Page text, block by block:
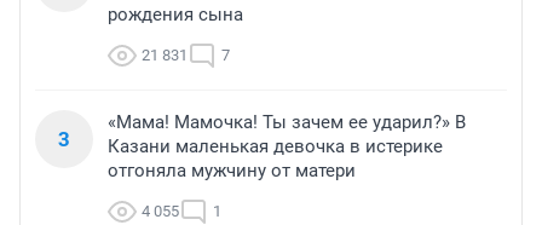
рождения сына
21 831 7
3
«Мама! Мамочка! Ты зачем ее ударил?» В
Казани маленькая девочка в истерике
отгоняла мужчину от матери
4 055 1